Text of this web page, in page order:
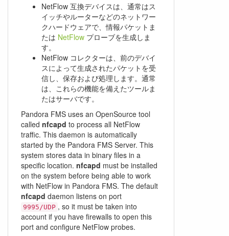
NetFlow 互換デバイスは、通常はス
イッチやルーターなどのネットワー
クハードウェアで、情報パケットま
たは NetFlow プローブを生成しま
す。
NetFlow コレクターは、前のデバイ
スによって生成されたパケットを受
信し、保存および処理します。通常
は、これらの機能を備えたツールま
たはサーバです。
Pandora FMS uses an OpenSource tool
called nfcapd to process all NetFlow
traffic. This daemon is automatically
started by the Pandora FMS Server. This
system stores data in binary files in a
specific location. nfcapd must be installed
on the system before being able to work
with NetFlow in Pandora FMS. The default
nfcapd daemon listens on port
9995/UDP , so it must be taken into
account if you have firewalls to open this
port and configure NetFlow probes.